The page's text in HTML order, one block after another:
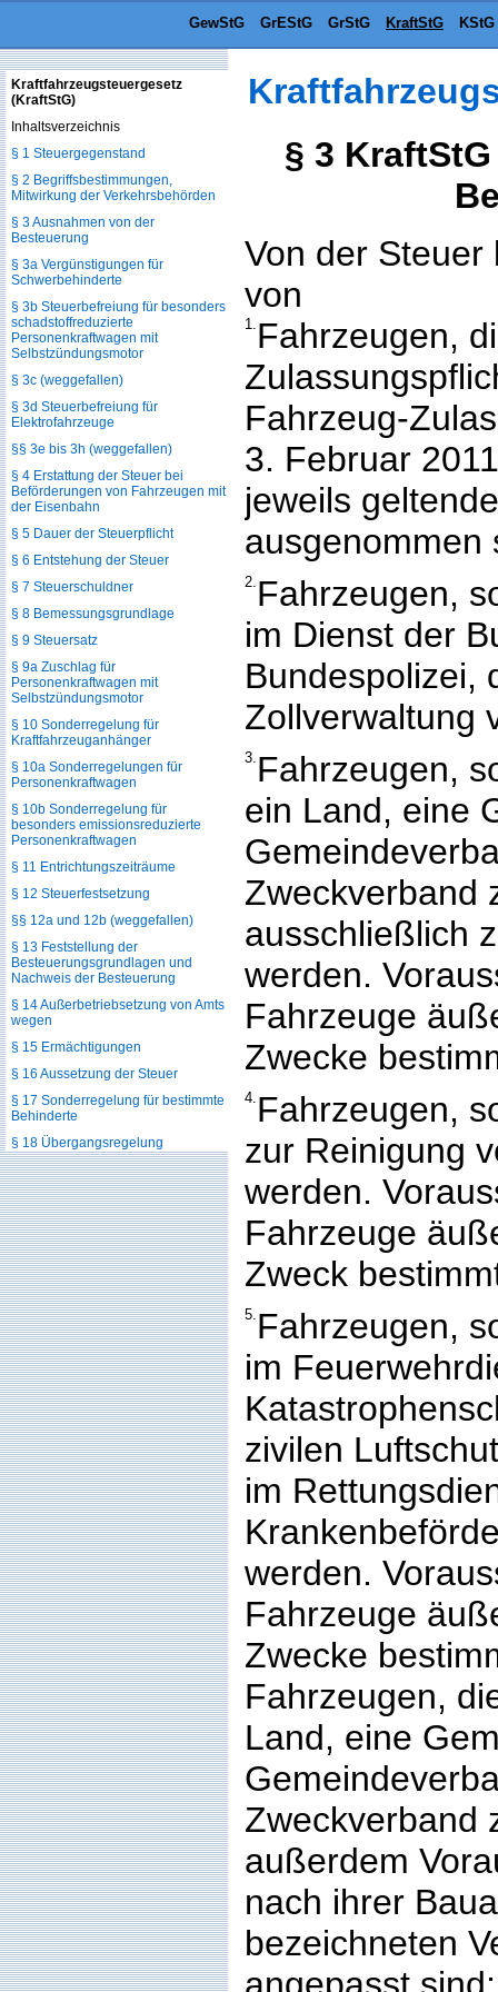
GewStG GrEStG GrStG KraftStG KStG
§ 3
Von der Steuer
von
1. Fahrzeugen,
Fahrzeug-
3. Februar
jeweils
ausgenommen
2. Fahrzeugen,
im Dienst der
Bundespolizei,
Zollverwaltung
3. Fahrzeugen,
ein Land, eine
Zweckverband
ausschließlich
werden.
Fahrzeuge
Zwecke
4. Fahrzeugen,
zur Reinigung
werden.
Fahrzeuge
Zweck
5. Fahrzeugen,
im
zivilen
im
werden.
Fahrzeuge
Zwecke
Fahrzeugen,
Land, eine
Zweckverband
außerdem
nach ihrer
bezeichneten
Kraftfahrzeugsteuergesetz
(KraftStG)
Inhaltsverzeichnis
§ 1 Steuergegenstand
§ 2 Begriffsbestimmungen,
Mitwirkung der Verkehrsbehörden
§ 3 Ausnahmen von der
Besteuerung
§ 3a Vergünstigungen für
Schwerbehinderte
§ 3b Steuerbefreiung für besonders
schadstoffreduzierte
Personenkraftwagen mit
Selbstzündungsmotor
§ 3c (weggefallen)
§ 3d Steuerbefreiung für
Elektrofahrzeuge
§§ 3e bis 3h (weggefallen)
§ 4 Erstattung der Steuer bei
Beförderungen von Fahrzeugen mit
der Eisenbahn
§ 5 Dauer der Steuerpflicht
§ 6 Entstehung der Steuer
§ 7 Steuerschuldner
§ 8 Bemessungsgrundlage
§ 9 Steuersatz
§ 9a Zuschlag für
Personenkraftwagen mit
Selbstzündungsmotor
§ 10 Sonderregelung für
Kraftfahrzeuganhänger
§ 10a Sonderregelungen für
Personenkraftwagen
§ 10b Sonderregelung für
besonders emissionsreduzierte
Personenkraftwagen
§ 11 Entrichtungszeiträume
§ 12 Steuerfestsetzung
§§ 12a und 12b (weggefallen)
§ 13 Feststellung der
Besteuerungsgrundlagen und
Nachweis der Besteuerung
§ 14 Außerbetriebsetzung von Amts
wegen
§ 15 Ermächtigungen
§ 16 Aussetzung der Steuer
§ 17 Sonderregelung für bestimmte
Behinderte
§ 18 Übergangsregelung